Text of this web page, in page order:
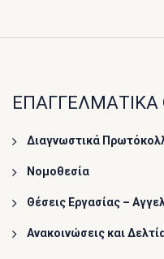
Διαγνωστικά
Νομοθεσία
Θέσεις Εργασίας –
Ανακοινώσεις και